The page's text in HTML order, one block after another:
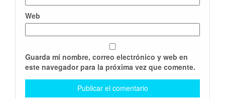
Web
Guarda mi nombre, correo electrónico y web en
este navegador para la próxima vez que comente.